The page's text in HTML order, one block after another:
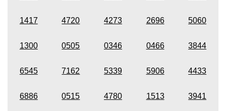
1417 4720 4273 2696 5060
1300 0505 0346 0466 3844
6545 7162 5339 5906 4433
6886 0515 4780 1513 3941